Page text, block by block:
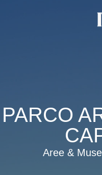
Aree &